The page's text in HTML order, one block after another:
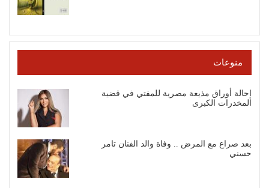
منوعات
إحالة أوراق مذيعة مصرية للمفتي في قضية
المخدرات الكبرى
بعد صراع مع المرض .. وفاة والد الفنان تامر
حسني